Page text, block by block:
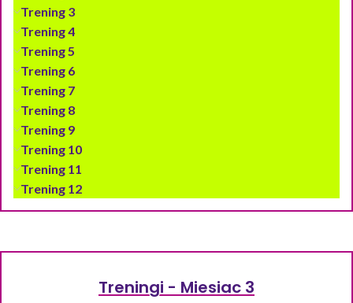
Trening 3
Trening 4
Trening 5
Trening 6
Trening 7
Trening 8
Trening 9
Trening 10
Trening 11
Trening 12
Treningi - Miesiac 3